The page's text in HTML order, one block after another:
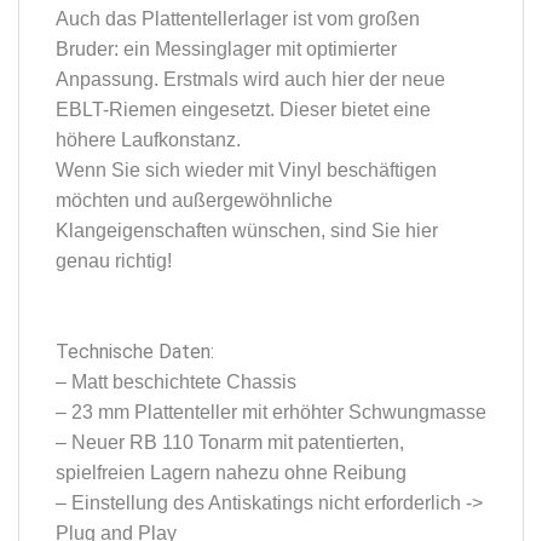
Auch das Plattentellerlager ist vom großen
Bruder: ein Messinglager mit optimierter
Anpassung. Erstmals wird auch hier der neue
EBLT-Riemen eingesetzt. Dieser bietet eine
höhere Laufkonstanz.
Wenn Sie sich wieder mit Vinyl beschäftigen
möchten und außergewöhnliche
Klangeigenschaften wünschen, sind Sie hier
genau richtig!
Technische Daten:
– Matt beschichtete Chassis
– 23 mm Plattenteller mit erhöhter Schwungmasse
– Neuer RB 110 Tonarm mit patentierten,
spielfreien Lagern nahezu ohne Reibung
– Einstellung des Antiskatings nicht erforderlich ->
Plug and Play